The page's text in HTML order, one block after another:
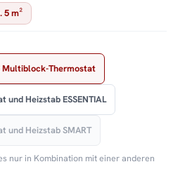
5 m²
Thermostat
Heizstab ESSENTIAL
und Heizstab SMART
nur in Kombination mit einer anderen